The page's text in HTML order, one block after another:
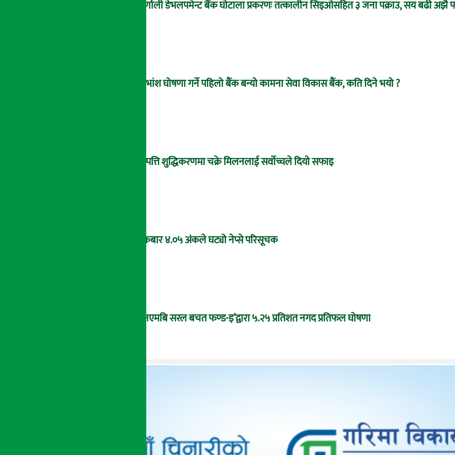
कर्णाली डेभलपमेन्ट बैंक घोटाला प्रकरणः तत्कालीन सिइओसहित ३ जना पक्राउ, सय बढी अझै
लाभांश घोषणा गर्ने पहिलो बैंक बन्यो कामना सेवा विकास बैंक, कति दिने भयो ?
सम्पत्ति शुद्धिकरणमा चक्रे मिलनलाई सर्वोच्चले दियो सफाइ
शुक्रबार ४.०५ अंकले घट्यो नेप्से परिसूचक
‘एनएमबि सरल बचत फण्ड-इ’द्वारा ५.२५ प्रतिशत नगद प्रतिफल घोषणा